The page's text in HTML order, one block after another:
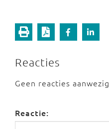
Reacties
Geen reacties aanwezig
Reactie: